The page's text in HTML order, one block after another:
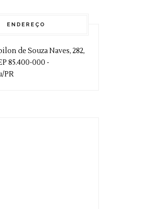
ENDEREÇO
de Souza Naves, 282,
85.400-000 -
PR